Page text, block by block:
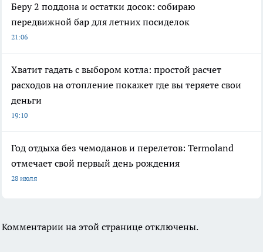
Беру 2 поддона и остатки досок: собираю
передвижной бар для летних посиделок
21:06
Хватит гадать с выбором котла: простой расчет
расходов на отопление покажет где вы теряете свои
деньги
19:10
Год отдыха без чемоданов и перелетов: Termoland
отмечает свой первый день рождения
28 июля
Комментарии на этой странице отключены.